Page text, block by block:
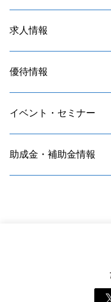
求人情報
優待情報
イベント・セミナー
助成金・補助金情報